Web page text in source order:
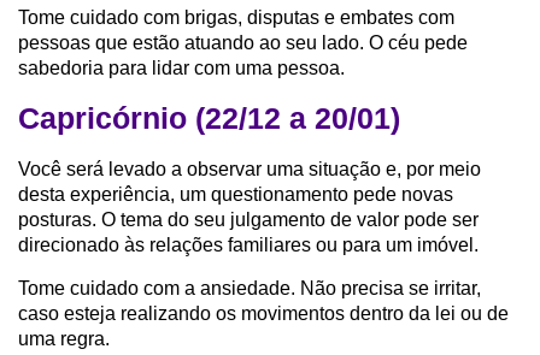
Tome cuidado com brigas, disputas e embates com
pessoas que estão atuando ao seu lado. O céu pede
sabedoria para lidar com uma pessoa.
Capricórnio (22/12 a 20/01)
Você será levado a observar uma situação e, por meio
desta experiência, um questionamento pede novas
posturas. O tema do seu julgamento de valor pode ser
direcionado às relações familiares ou para um imóvel.
Tome cuidado com a ansiedade. Não precisa se irritar,
caso esteja realizando os movimentos dentro da lei ou de
uma regra.